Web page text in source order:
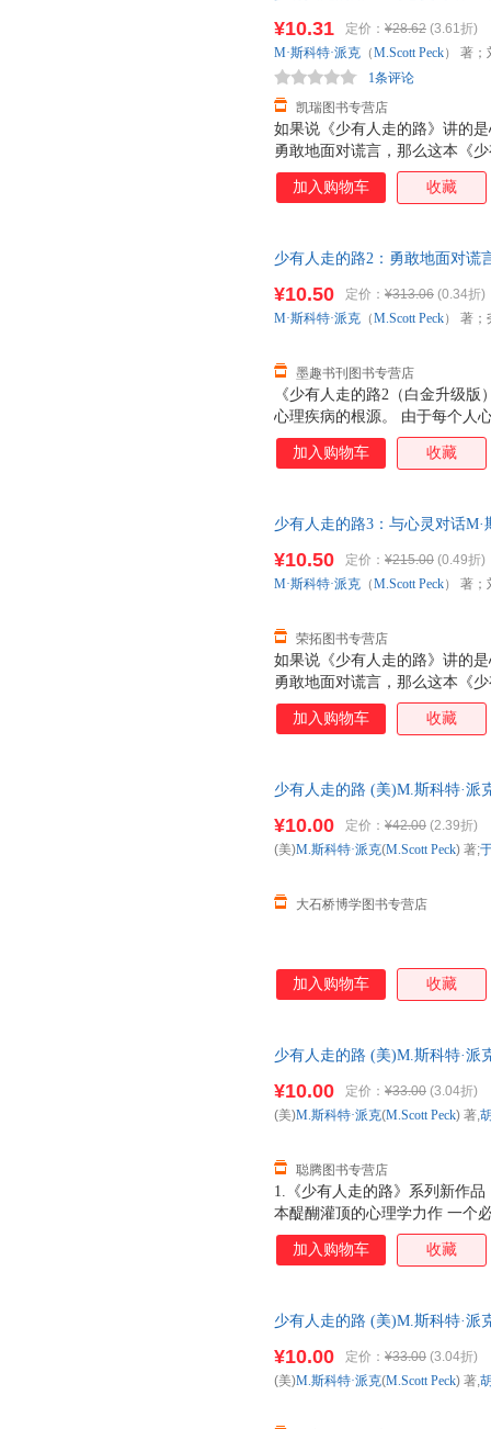
如果说《少有人走的路》讲的
勇敢地面对谎言，那么这本《
生错综复杂。 每个人都必须走
没有现成的答案，某个人的正
切。所以，我们应该对变化充
¥10.31 定价： ¥28.62 (3.61折)
凯瑞图书专营店
1条评论
M·斯科特·派克 （M.Scott Peck） 著；
加入购物车 收藏
少有人走的路2：勇敢地面对谎
电子发票！
《少有人走的路2（白金升级
心理疾病的根源。 由于每个人
痛苦时，人们常常会选择逃避
不到痛苦，并不意味着痛苦就
¥10.50 定价： ¥313.06 (0.34折)
墨趣书刊图书专营店
M·斯科特·派克 （M.Scott Peck） 著；
加入购物车 收藏
少有人走的路3：与心灵对话M·
套，电子发票！
如果说《少有人走的路》讲的
勇敢地面对谎言，那么这本《
生错综复杂。 每个人都必须走
没有现成的答案，某个人的正
切。所以，我们应该对变化充
¥10.50 定价： ¥215.00 (0.49折)
荣拓图书专营店
M·斯科特·派克 （M.Scott Peck） 著；
加入购物车 收藏
少有人走的路 (美)M.斯科特·派
¥10.00 定价： ¥42.00 (2.39折)
大石桥博学图书专营店
(美)M.斯科特·派克(M.Scott Peck) 著;
加入购物车 收藏
少有人走的路 (美)M.斯科特·派
1.《少有人走的路》系列新作
本醍醐灌顶的心理学力作 一个
一样的鼓声》告诉我们：在恋
中，朋友和同事关系中，上下
¥10.00 定价： ¥33.00 (3.04折)
聪腾图书专营店
(美)M.斯科特·派克(M.Scott Peck) 著,
加入购物车 收藏
少有人走的路 (美)M.斯科特·派
¥10.00 定价： ¥33.00 (3.04折)
(美)M.斯科特·派克(M.Scott Peck) 著,